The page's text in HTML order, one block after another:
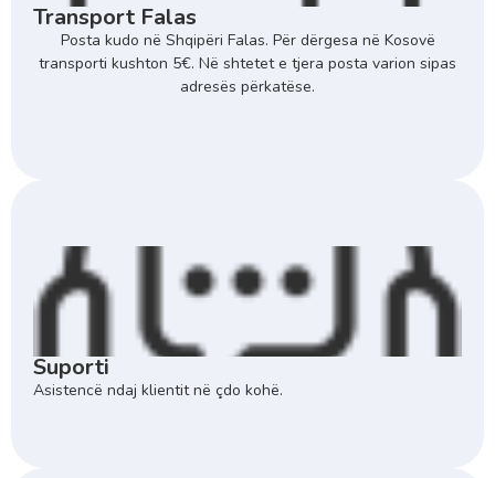
Transport Falas
Posta kudo në Shqipëri Falas. Për dërgesa në Kosovë
transporti kushton 5€. Në shtetet e tjera posta varion sipas
adresës përkatëse.
Suporti
Asistencë ndaj klientit në çdo kohë.